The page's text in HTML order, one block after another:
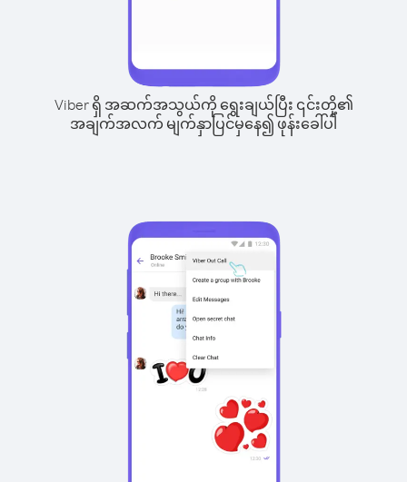
Viber ရှိ အဆက်အသွယ်ကို ရွေးချယ်ပြီး ၎င်းတို့၏
အချက်အလက် မျက်နှာပြင်မှနေ၍ ဖုန်းခေါ်ပါ